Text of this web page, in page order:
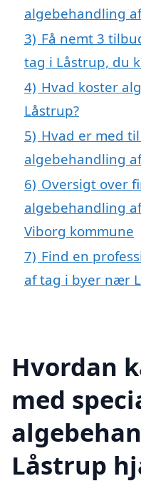
algebehandling
3) Få nemt 3
tag i Låstrup, du
4) Hvad koster
Låstrup?
5) Hvad er med
algebehandling
6) Oversigt over
algebehandling
Viborg kommune
7) Find en
af tag i byer nær
Hvordan
med
Låstrup